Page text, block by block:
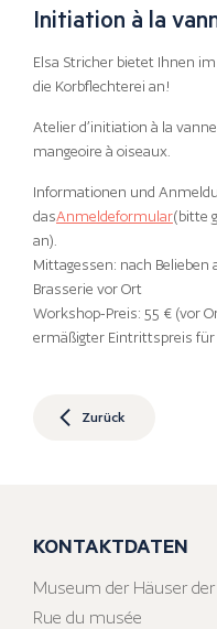
Initiation à la
Elsa Stricher bietet Ihnen
die Korbflechterei an!
Atelier d’initiation à la
mangeoire à oiseaux.
Informationen und
dasAnmeldeformular(bitte
an).
Mittagessen: nach Belieben
Brasserie vor Ort
Workshop-Preis: 55 € (vor
ermäßigter Eintrittspreis
Zurück
KONTAKTDATEN
Museum der Häuser
Rue du musée